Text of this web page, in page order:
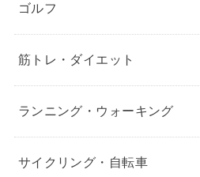
ゴルフ
筋トレ・ダイエット
ランニング・ウォーキング
サイクリング・自転車